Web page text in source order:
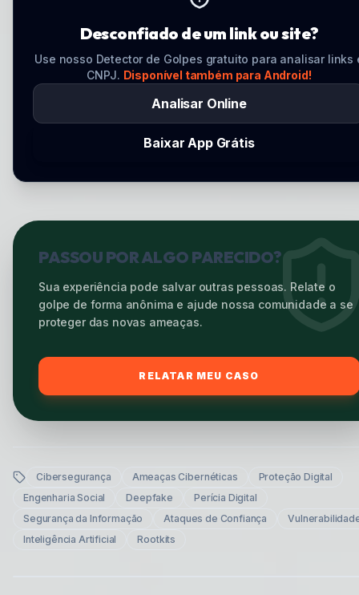
Desconfiado de um link ou site?
Use nosso Detector de Golpes gratuito para analisar links
CNPJ. Disponível também para Android!
Analisar Online
Baixar App Grátis
PASSOU POR ALGO PARECIDO?
Sua experiência pode salvar outras pessoas. Relate o
golpe de forma anônima e ajude nossa comunidade a se
proteger das novas ameaças.
RELATAR MEU CASO
Cibersegurança Ameaças Cibernéticas
Proteção Digital
Engenharia Social
Deepfake
Perícia Digital
Segurança da Informação
Ataques de Confiança
Inteligência Artificial
Rootkits